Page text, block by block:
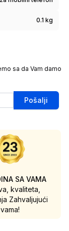
0.1 kg
sa da Vam damo
Pošalji
SA VAMA
kvaliteta,
Zahvaljujući
vama!